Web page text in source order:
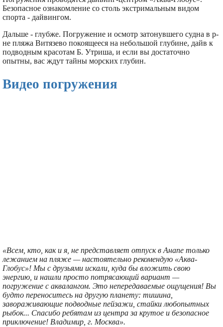
Безопасное ознакомление со столь экстримальным видом
спорта - дайвингом.
Дальше - глубже. Погружение и осмотр затонувшего судна в р-
не пляжа Витязево покоящееся на небольшой глубине, дайв к
подводным красотам Б. Утриша, и если вы достаточно
опытны, вас ждут тайны морских глубин.
Видео погружения
«Всем, кто, как и я, не представляет отпуск в Анапе только
лежанием на пляже — настоятельно рекомендую «Аква-
Глобус»! Мы с друзьями искали, куда бы вложить свою
энергию, и нашли просто потрясающий вариант —
погружение с аквалангом. Это непередаваемые ощущения! Вы
будто переноситесь на другую планету: тишина,
завораживающие подводные пейзажи, стайки любопытных
рыбок... Спасибо ребятам из центра за крутое и безопасное
приключение! Владимир, г. Москва».